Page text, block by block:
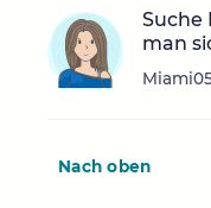
Suche
man
Nach oben